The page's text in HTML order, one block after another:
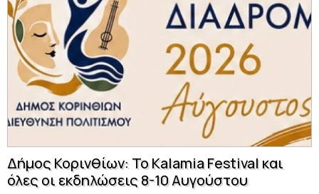
Δήμος Κορινθίων: Το Kalamia Festival και
όλες οι εκδηλώσεις 8-10 Αυγούστου